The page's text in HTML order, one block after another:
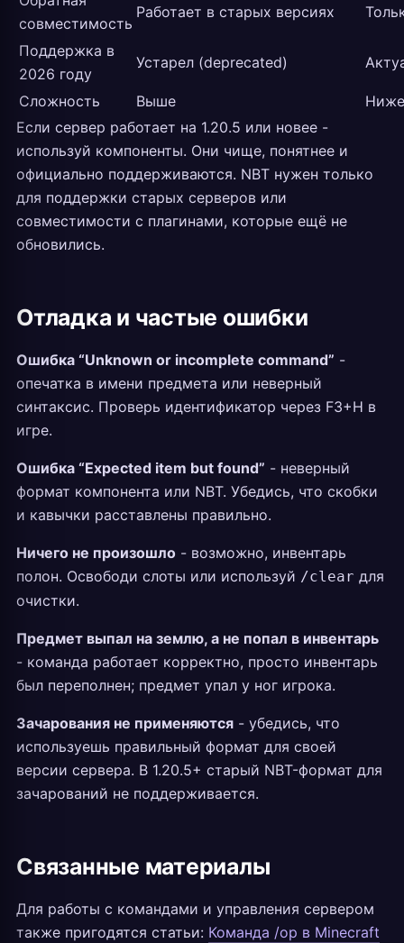
совместимость
Работает в старых версиях
Поддержка в
2026 году
Устарел (deprecated)
Сложность Выше
Ниже
Если сервер работает на 1.20.5 или новее -
используй компоненты. Они чище, понятнее и
официально поддерживаются. NBT нужен только
для поддержки старых серверов или
совместимости с плагинами, которые ещё не
обновились.
Отладка и частые ошибки
Ошибка “Unknown or incomplete command” -
опечатка в имени предмета или неверный
синтаксис. Проверь идентификатор через F3+H в
игре.
Ошибка “Expected item but found” - неверный
формат компонента или NBT. Убедись, что скобки
и кавычки расставлены правильно.
Ничего не произошло - возможно, инвентарь
полон. Освободи слоты или используй /clear для
очистки.
Предмет выпал на землю, а не попал в инвентарь
- команда работает корректно, просто инвентарь
был переполнен; предмет упал у ног игрока.
Зачарования не применяются - убедись, что
используешь правильный формат для своей
версии сервера. В 1.20.5+ старый NBT-формат для
зачарований не поддерживается.
Связанные материалы
Для работы с командами и управления сервером
также пригодятся статьи: Команда /op в Minecraft